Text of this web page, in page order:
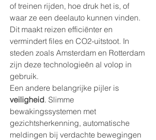
of treinen rijden, hoe druk het is, of
waar ze een deelauto kunnen vinden.
Dit maakt reizen efficiënter en
vermindert files en CO2-uitstoot. In
steden zoals Amsterdam en Rotterdam
zijn deze technologieën al volop in
gebruik.
veiligheid. Slimme
bewakingssystemen met
gezichtsherkenning, automatische
meldingen bij verdachte bewegingen